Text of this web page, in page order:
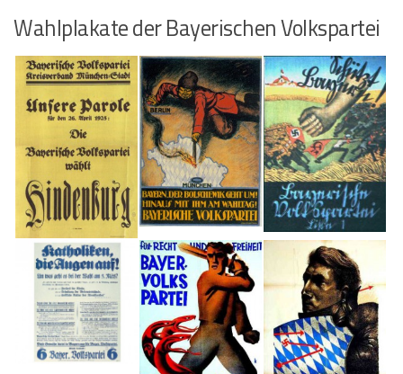
Wahlplakate der Bayerischen Volkspartei